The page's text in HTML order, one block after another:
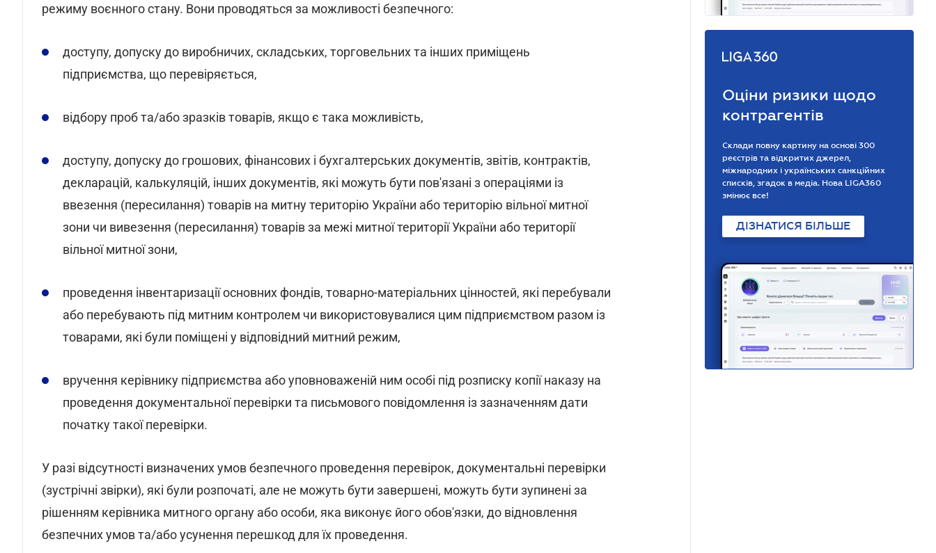
режиму воєнного стану. Вони проводяться за можливості безпечного:
доступу, допуску до виробничих, складських, торговельних та інших приміщень
підприємства, що перевіряється,
відбору проб та/або зразків товарів, якщо є така можливість,
доступу, допуску до грошових, фінансових і бухгалтерських документів, звітів, контрактів,
декларацій, калькуляцій, інших документів, які можуть бути пов'язані з операціями із
ввезення (пересилання) товарів на митну територію України або територію вільної митної
зони чи вивезення (пересилання) товарів за межі митної території України або території
вільної митної зони,
проведення інвентаризації основних фондів, товарно-матеріальних цінностей, які перебували
або перебувають під митним контролем чи використовувалися цим підприємством разом із
товарами, які були поміщені у відповідний митний режим,
вручення керівнику підприємства або уповноваженій ним особі під розписку копії наказу на
проведення документальної перевірки та письмового повідомлення із зазначенням дати
початку такої перевірки.
У разі відсутності визначених умов безпечного проведення перевірок, документальні перевірки
(зустрічні звірки), які були розпочаті, але не можуть бути завершені, можуть бути зупинені за
рішенням керівника митного органу або особи, яка виконує його обов'язки, до відновлення
безпечних умов та/або усунення перешкод для їх проведення.
Оціни ризики щодо
контрагентів
Склади повну картину на основі 300
реєстрів та відкритих джерел,
міжнародних і українських санкційних
списків, згадок в медіа. Нова LIGA360
змінює все!
ДІЗНАТИСЯ БІЛЬШЕ